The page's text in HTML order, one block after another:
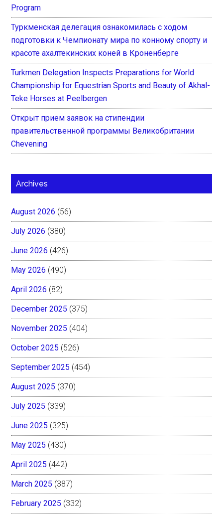
Program
Туркменская делегация ознакомилась с ходом
подготовки к Чемпионату мира по конному спорту и
красоте ахалтекинских коней в Кроненберге
Turkmen Delegation Inspects Preparations for World
Championship for Equestrian Sports and Beauty of Akhal-
Teke Horses at Peelbergen
Открыт прием заявок на стипендии
правительственной программы Великобритании
Chevening
Archives
August 2026 (56)
July 2026 (380)
June 2026 (426)
May 2026 (490)
April 2026 (82)
December 2025 (375)
November 2025 (404)
October 2025 (526)
September 2025 (454)
August 2025 (370)
July 2025 (339)
June 2025 (325)
May 2025 (430)
April 2025 (442)
March 2025 (387)
February 2025 (332)